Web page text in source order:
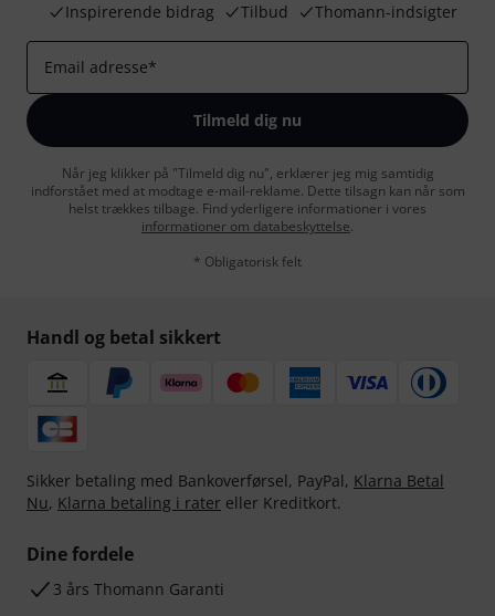
Inspirerende bidrag
Tilbud Thomann-indsigter
Email adresse*
Tilmeld dig nu
Når jeg klikker på "Tilmeld dig nu", erklærer jeg mig samtidig
indforstået med at modtage e-mail-reklame. Dette tilsagn kan når som
helst trækkes tilbage. Find yderligere informationer i vores
informationer om databeskyttelse.
* Obligatorisk felt
Handl og betal sikkert
Sikker betaling med Bankoverførsel, PayPal, Klarna Betal
Nu, Klarna betaling i rater eller Kreditkort.
Dine fordele
3 års Thomann Garanti